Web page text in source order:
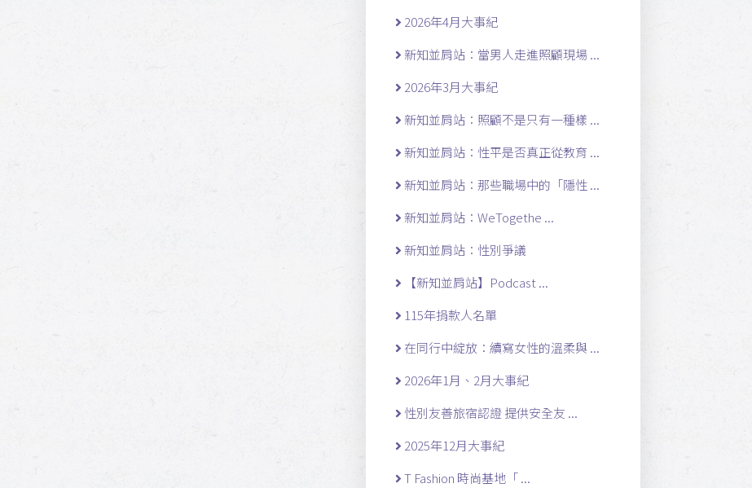
2026年4月大事紀
新知並肩站：當男人走進照顧現場 ...
2026年3月大事紀
新知並肩站：照顧不是只有一種樣 ...
新知並肩站：性平是否真正從教育 ...
新知並肩站：那些職場中的「隱性 ...
新知並肩站：WeTogethe ...
新知並肩站：性別爭議
【新知並肩站】Podcast ...
115年捐款人名單
在同行中綻放：續寫女性的溫柔與 ...
2026年1月、2月大事紀
性別友善旅宿認證 提供安全友 ...
2025年12月大事紀
T Fashion 時尚基地「 ...